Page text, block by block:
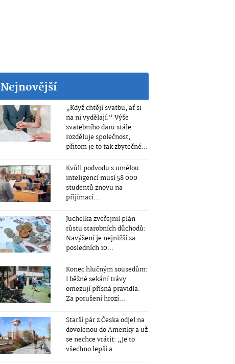
Nejnovější
„Když chtějí svatbu, ať si
na ni vydělají.“ Výše
svatebního daru stále
rozděluje společnost,
přitom je to tak zbytečné...
Kvůli podvodu s umělou
inteligencí musí 58 000
studentů znovu na
přijímací...
Juchelka zveřejnil plán
růstu starobních důchodů:
Navýšení je nejnižší za
posledních 10...
Konec hlučným sousedům:
I běžné sekání trávy
omezují přísná pravidla.
Za porušení hrozí...
Starší pár z Česka odjel na
dovolenou do Ameriky a už
se nechce vrátit: „Je to
všechno lepší a...